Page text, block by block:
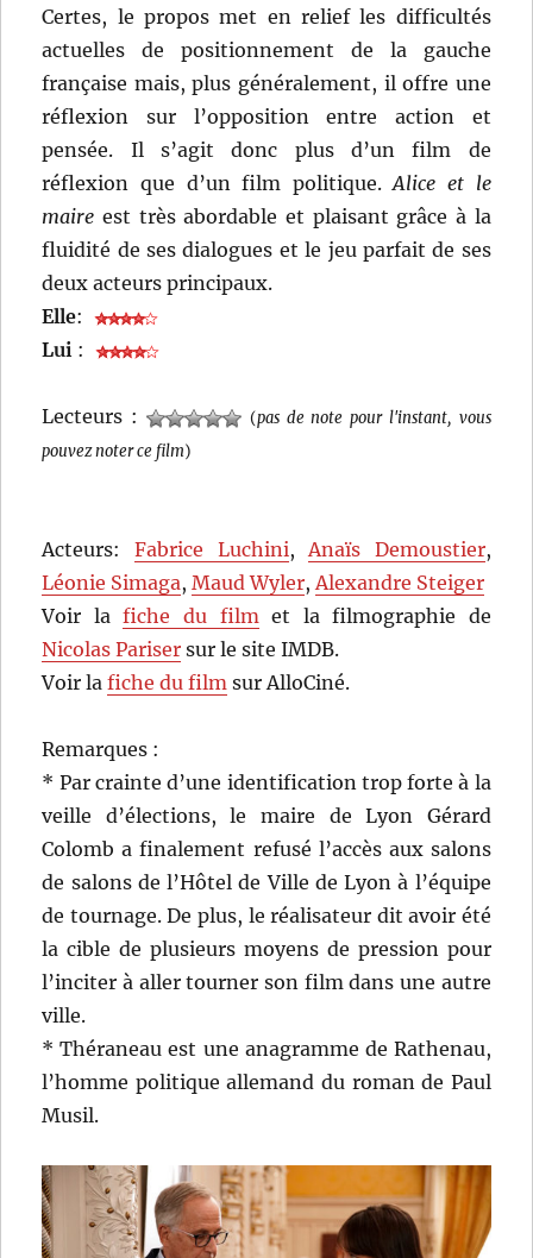
Certes, le propos met en relief les difficultés
actuelles de positionnement de la gauche
française mais, plus généralement, il offre une
réflexion sur l’opposition entre action et
pensée. Il s’agit donc plus d’un film de
réflexion que d’un film politique.Alice et le
maire est très abordable et plaisant grâce à la
fluidité de ses dialogues et le jeu parfait de ses
deux acteurs principaux.
Elle:
Lui :
Lecteurs : (pas de note pour l'instant, vous
pouvez noter ce film)
Acteurs: Fabrice Luchini, Anaïs Demoustier,
Léonie Simaga,Maud Wyler, Alexandre Steiger
Voir lafiche du film et la filmographie de
Nicolas Pariser sur le site IMDB.
Voir lafiche du film sur AlloCiné.
Remarques :
* Par crainte d’une identification trop forte à la
veille d’élections, le maire de Lyon Gérard
Colomb a finalement refusé l’accès aux salons
de salons de l’Hôtel de Ville de Lyon à l’équipe
de tournage. De plus, le réalisateur dit avoir été
la cible de plusieurs moyens de pression pour
l’inciter à aller tourner son film dans une autre
ville.
* Théraneau est une anagramme de Rathenau,
l’homme politique allemand du roman de Paul
Musil.